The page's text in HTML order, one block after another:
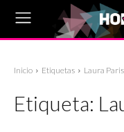
Inicio Etiquetas Laura Paris
Etiqueta: